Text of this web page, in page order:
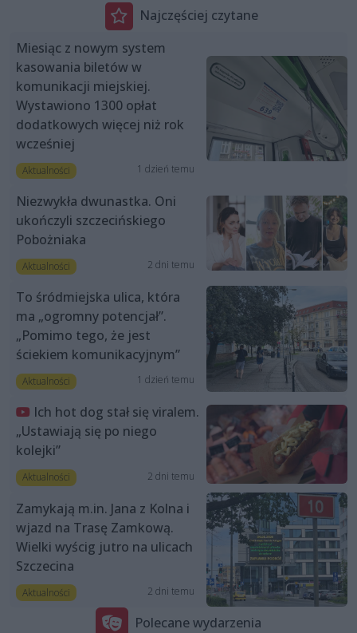
Najczęściej czytane
Miesiąc z nowym system
kasowania biletów w
komunikacji miejskiej.
Wystawiono 1300 opłat
dodatkowych więcej niż rok
wcześniej
Aktualności 1 dzień temu
Niezwykła dwunastka. Oni
ukończyli szczecińskiego
Pobożniaka
Aktualności 2 dni temu
To śródmiejska ulica, która
ma „ogromny potencjał”.
„Pomimo tego, że jest
ściekiem komunikacyjnym”
Aktualności 1 dzień temu
Ich hot dog stał się viralem.
„Ustawiają się po niego
kolejki”
Aktualności 2 dni temu
Zamykają m.in. Jana z Kolna i
wjazd na Trasę Zamkową.
Wielki wyścig jutro na ulicach
Szczecina
Aktualności 2 dni temu
Polecane wydarzenia